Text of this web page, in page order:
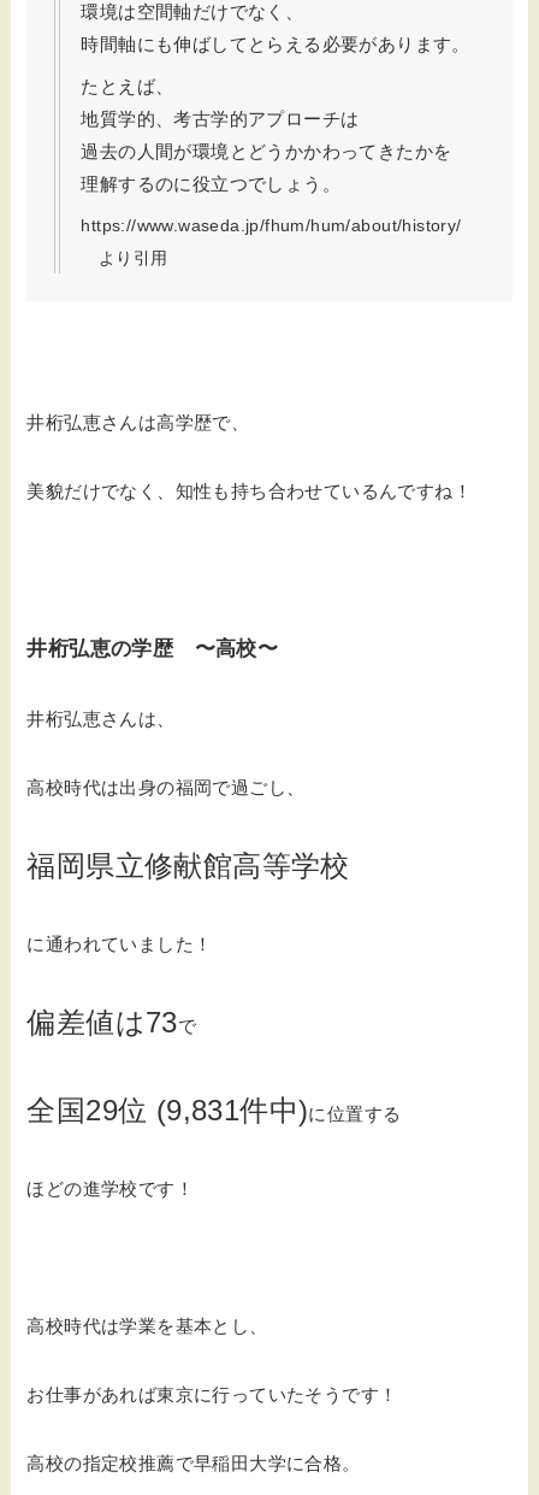
環境は空間軸だけでなく、
時間軸にも伸ばしてとらえる必要があります。
たとえば、
地質学的、考古学的アプローチは
過去の人間が環境とどうかかわってきたかを
理解するのに役立つでしょう。
https://www.waseda.jp/fhum/hum/about/history/
より引用
井桁弘恵さんは高学歴で、
美貌だけでなく、知性も持ち合わせているんですね！
井桁弘恵の学歴 〜高校〜
井桁弘恵さんは、
高校時代は出身の福岡で過ごし、
福岡県立修献館高等学校
に通われていました！
偏差値は73で
全国29位 (9,831件中)に位置する
ほどの進学校です！
高校時代は学業を基本とし、
お仕事があれば東京に行っていたそうです！
高校の指定校推薦で早稲田大学に合格。